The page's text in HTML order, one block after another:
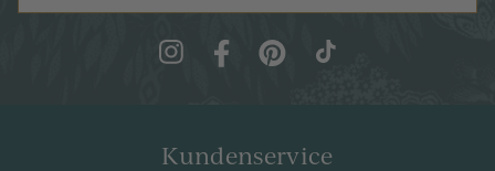
Kundenservice